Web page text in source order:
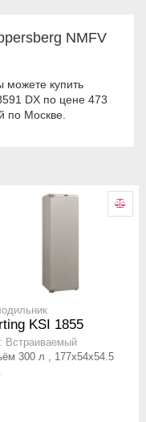
NMFV
можете купить
DX по цене 473
по Москве.
KSI 1855
Встраиваемый
300 л , 177x54x54.5